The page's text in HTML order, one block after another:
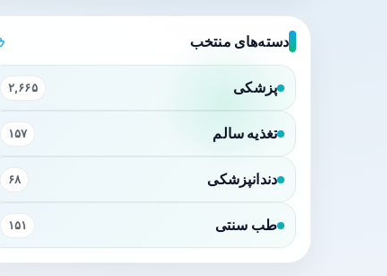
دسته‌های منتخب
پزشکی ۲,۶۶۵
تغذیه سالم ۱۵۷
دندانپزشکی ۶۸
طب سنتی ۱۵۱